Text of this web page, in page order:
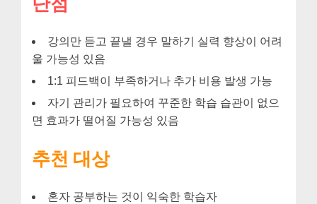
강의만 듣고 끝낼 경우 말하기 실력 향상이 어려
울 가능성 있음
1:1 피드백이 부족하거나 추가 비용 발생 가능
자기 관리가 필요하여 꾸준한 학습 습관이 없으
면 효과가 떨어질 가능성 있음
추천 대상
혼자 공부하는 것이 익숙한 학습자